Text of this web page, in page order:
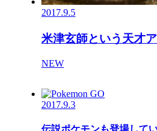
2017.9.5
米津玄師という天才
NEW
2017.9.3
伝説ポケモンも登場して